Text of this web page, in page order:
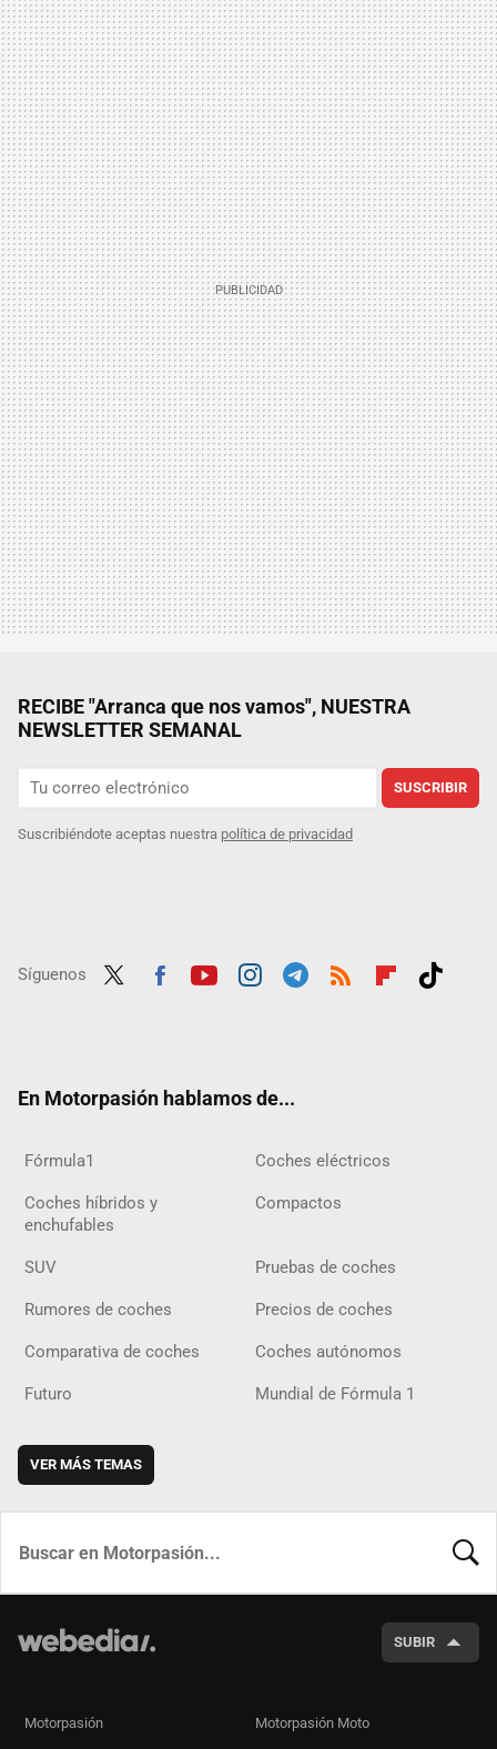
RECIBE "Arranca que nos vamos", NUESTRA
NEWSLETTER SEMANAL
SUSCRIBIR
Suscribiéndote aceptas nuestra política de privacidad
Síguenos
En Motorpasión hablamos de...
Fórmula1 Coches eléctricos
Coches híbridos y
enchufables
Compactos
SUV Pruebas de coches
Rumores de coches Precios de coches
Comparativa de coches Coches autónomos
Futuro Mundial de Fórmula 1
VER MÁS TEMAS
SUBIR
Motorpasión Motorpasión Moto